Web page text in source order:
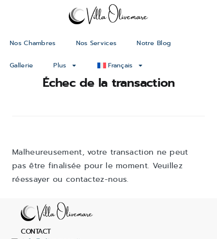
Nos Chambres Nos Services Notre Blog
Gallerie Plus Français
Échec de la transaction
Malheureusement, votre transaction ne peut
pas être finalisée pour le moment. Veuillez
réessayer ou contactez-nous.
CONTACT